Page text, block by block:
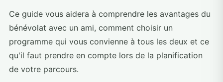
Ce guide vous aidera à comprendre les avantages du
bénévolat avec un ami, comment choisir un
programme qui vous convienne à tous les deux et ce
qu'il faut prendre en compte lors de la planification
de votre parcours.